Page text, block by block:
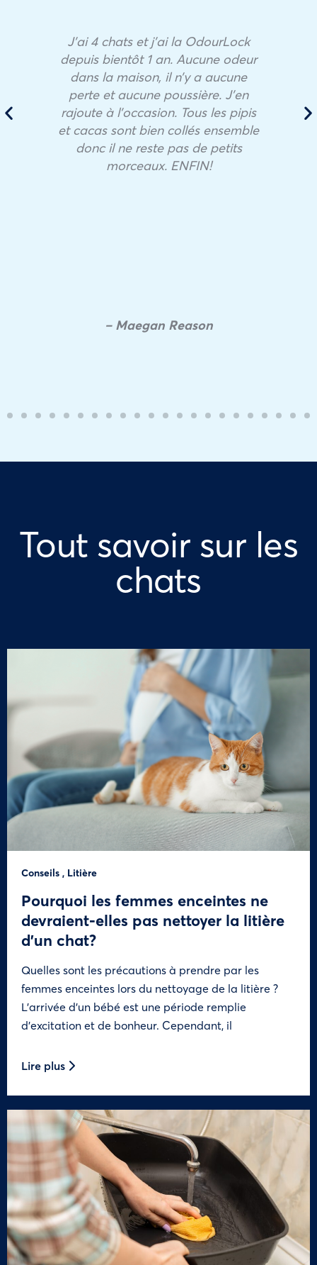
J’ai 4 chats et j’ai la OdourLock
depuis bientôt 1 an. Aucune odeur
dans la maison, il n’y a aucune
perte et aucune poussière. J’en
rajoute à l’occasion. Tous les pipis
et cacas sont bien collés ensemble
donc il ne reste pas de petits
morceaux. ENFIN!
– Maegan Reason
Tout savoir sur les
chats
Conseils , Litière
Pourquoi les femmes enceintes ne
devraient-elles pas nettoyer la litière
d’un chat?
Quelles sont les précautions à prendre par les
femmes enceintes lors du nettoyage de la litière ?
L’arrivée d’un bébé est une période remplie
d’excitation et de bonheur. Cependant, il
Lire plus